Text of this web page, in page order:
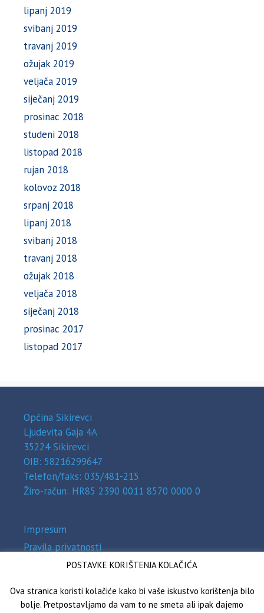
lipanj 2019
svibanj 2019
travanj 2019
ožujak 2019
veljača 2019
siječanj 2019
prosinac 2018
studeni 2018
listopad 2018
rujan 2018
kolovoz 2018
srpanj 2018
lipanj 2018
svibanj 2018
travanj 2018
ožujak 2018
veljača 2018
siječanj 2018
prosinac 2017
listopad 2017
Općina Sikirevci
Ljudevita Gaja 4A
35224 Sikirevci
OIB: 58216299647
Telefon/faks: 035/481-215
Žiro-račun: HR85 2390 0011 8570 0000 0
Impresum
Pravila privatnosti
Zaštita osobnih podataka (GDPR)
POSTAVKE KORIŠTENJA KOLAČIĆA
Ova stranica koristi kolačiće kako bi vaše iskustvo korištenja bilo
bolje. Pretpostavljamo da vam to ne smeta ali ipak dajemo